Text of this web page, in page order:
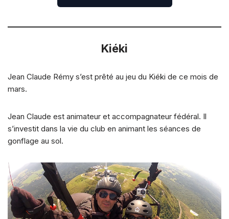
Kiéki
Jean Claude Rémy s’est prêté au jeu du Kiéki de ce mois de
mars.
Jean Claude est animateur et accompagnateur fédéral. Il
s’investit dans la vie du club en animant les séances de
gonflage au sol.